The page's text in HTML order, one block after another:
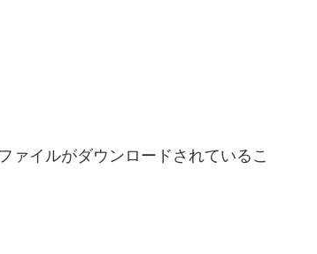
ァイルがダウンロードされているこ